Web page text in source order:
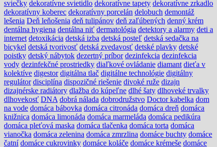
sviečky dekoratívne svietidlo dekoratívne tapety dekoratívne zrkadlo
dekoratívny koberec dekoratívny porcelán delobuch demontáž
lešenia Deň leňošenia deň tulipánov deň zaľúbených denný krém
dentálna hygiena dentálna niť dermatológia detektory a alarmy deti a
internet detoxikácia detská izba detská posteľ detská sedačka na
bicykel detská tvorivosť detská zvedavosť detské plavky detské
poistky detský nábytok dezertný príbor dezinfekcia dezinfekcia
vody dezinfekčné prostriedky diaľkové ovládanie diamant dieťa v
kolektíve digestor digitálna tlač digitálne technológie digitálny
regulátor disciplína dispozičné riešenie divoké ruže dizajn
dizajnérske radiátory dlažba do kúpeľne dlhé šaty dlhoveké trvalky
dlhovekosť DNA dobrá nálada dobrodružstvo Doctor kabelka dom
na vode domáca bábovka domáca citronáda domáca dreň domáca
knižnica domáca limonáda domáca marmeláda domáca pedikúra
domáca pleťová maska domáca tlačenka domáca torta domáca
vianočka domáca zelenina domáca zmrzlina domáce buchty domáce
čatní domáce cukrovinky domáce koláče domáce krémeše domáce